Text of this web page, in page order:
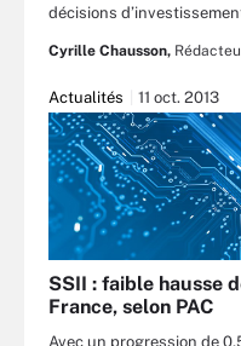
décisions
Cyrille Chausson,
Actualités 11 oct. 2013
SSII : faible hausse
France, selon PAC
Avec un progression de